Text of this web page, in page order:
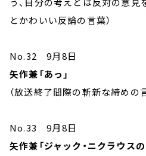
とかわいい反論の言葉）
No.32 9月8日
矢作兼「あっ」
（放送終了間際の斬新な締めの
No.33 9月8日
矢作兼「ジャック・ニクラウスの